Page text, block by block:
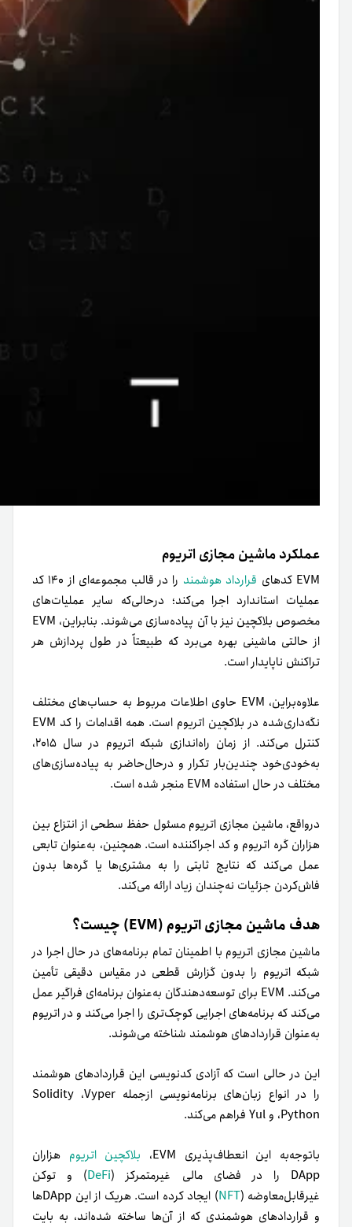
عملکرد ماشين مجازی اتریوم
EVM کدهای قرارداد هوشمند
را در قالب مجموعه‌ای از ۱۴۰ کد
عملیات استاندارد اجرا می‌کند؛ در‌حالی‌که سایر عملیات‌های
مخصوص بلاکچین نیز با آن پیاده‌سازی می‌شوند. بنابراین، EVM
از حالتی ماشینی بهره می‌برد که طبیعتاً در طول پردازش هر
تراکنش ناپایدار است.
علاوه‌بر‌این، EVM حاوی اطلاعات مربوط به حساب‌های مختلف
نگه‌داری‌شده در بلاکچین اتریوم است. همه اقدامات را کد EVM
کنترل می‌کند. از زمان راه‌اندازی شبکه اتریوم در سال ۲۰۱۵،
به‌خودی‌خود چندین‌بار تکرار و در‌حال‌حاضر به پیاده‌سازی‌های
مختلف در حال استفاده EVM منجر شده است.
در‌واقع، ماشین مجازی اتریوم مسئول حفظ سطحی از انتزاع بین
هزاران گره اتریوم و کد اجراکننده است. همچنین، به‌عنوان تابعی
عمل می‌کند که نتایج ثابتی را به مشتری‌ها یا گره‌ها بدون
فاش‌کردن جزئیات نه‌چندان زیاد ارائه می‌کند.
هدف ماشین مجازی اتریوم (EVM) چیست؟
ماشین مجازی اتریوم با اطمینان تمام برنامه‌های در حال اجرا در
شبکه اتریوم را بدون گزارش قطعی در مقیاس دقیقی تأمین
می‌کند. EVM برای توسعه‌دهندگان به‌عنوان برنامه‌ای فراگیر عمل
می‌کند که برنامه‌های اجرایی کوچک‌تری را اجرا می‌کند و در اتریوم
به‌عنوان قراردادهای هوشمند شناخته می‌شوند.
این در‌ حالی‌ است که آزادی کدنویسی این قراردادهای هوشمند
را در انواع زبان‌های برنامه‌نویسی از‌جمله Solidity ،Vyper
،Python و Yul فراهم می‌کند.
باتوجه‌به این انعطاف‌پذیری EVM، بلاکچین اتریوم هزاران
DApp را در فضای مالی غیرمتمرکز (
DeFi) و توکن
غیرقابل‌معاوضه (NFT
) ایجاد کرده است. هریک از این DAppها
و قراردادهای هوشمندی که از آن‌ها ساخته شده‌اند، به بایت